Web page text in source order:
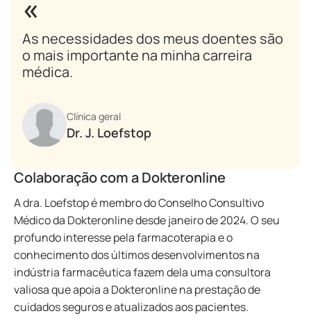
As necessidades dos meus doentes são
o mais importante na minha carreira
médica.
Clínica geral
Dr. J. Loefstop
Colaboração com a Dokteronline
A dra. Loefstop é membro do Conselho Consultivo
Médico da Dokteronline desde janeiro de 2024. O seu
profundo interesse pela farmacoterapia e o
conhecimento dos últimos desenvolvimentos na
indústria farmacêutica fazem dela uma consultora
valiosa que apoia a Dokteronline na prestação de
cuidados seguros e atualizados aos pacientes.